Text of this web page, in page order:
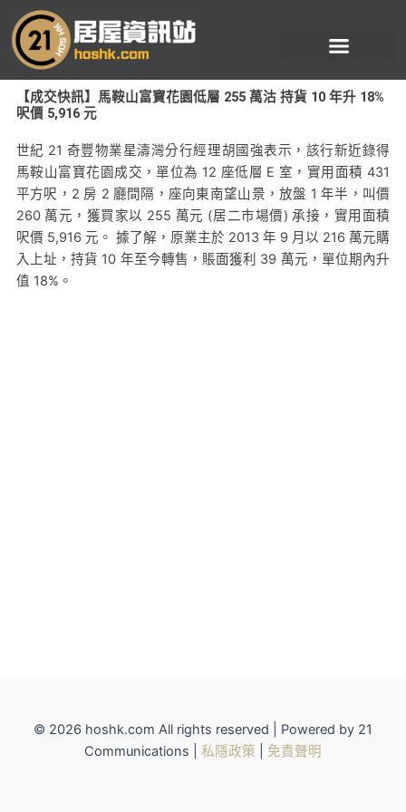
至
【成交快訊】馬鞍山富寶花園低層 255 萬沽 持貨 10 年升 18%
呎價 5,916 元
世紀 21 奇豐物業星濤灣分行經理胡國強表示，該行新近錄得
馬鞍山富寶花園成交，單位為 12 座低層 E 室，實用面積 431
平方呎，2 房 2 廳間隔，座向東南望山景，放盤 1 年半，叫價
260 萬元，獲買家以 255 萬元 (居二市場價) 承接，實用面積
呎價 5,916 元。 據了解，原業主於 2013 年 9 月以 216 萬元購
入上址，持貨 10 年至今轉售，賬面獲利 39 萬元，單位期內升
值 18%。
© 2026 hoshk.com All rights reserved | Powered by 21
Communications | 私隱政策 免責聲明